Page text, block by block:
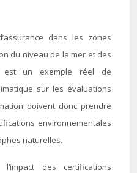
dans les zones
du niveau de la mer et des
est un exemple réel de
sur les évaluations
doivent donc prendre
environnementales
naturelles.
des certifications